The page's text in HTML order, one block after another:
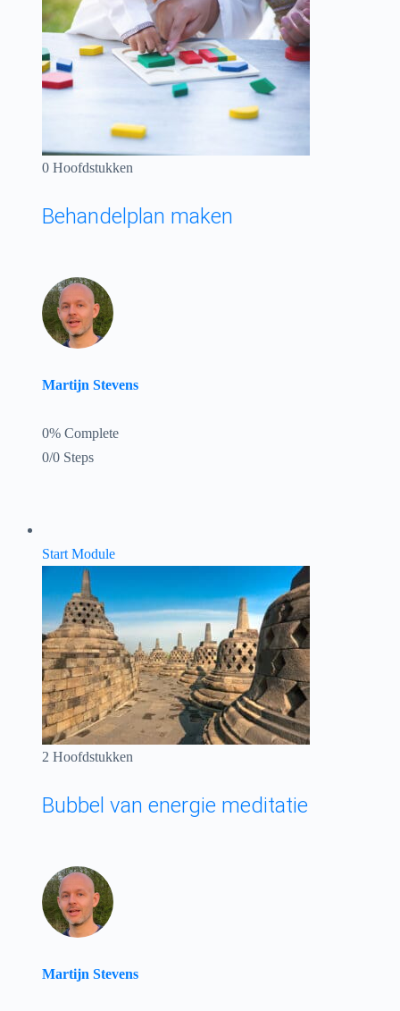
0 Hoofdstukken
Behandelplan maken
Martijn Stevens
0% Complete
0/0 Steps
Start Module
2 Hoofdstukken
Bubbel van energie meditatie
Martijn Stevens